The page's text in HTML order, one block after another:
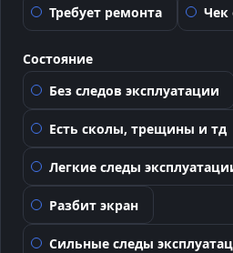
Требует ремонта Чек
Состояние
Без следов эксплуатации
Есть сколы, трещины и тд
Легкие следы
Разбит экран
Сильные следы